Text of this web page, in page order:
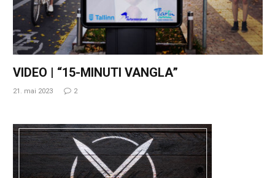
VIDEO | “15-MINUTI VANGLA”
21. mai 2023 2